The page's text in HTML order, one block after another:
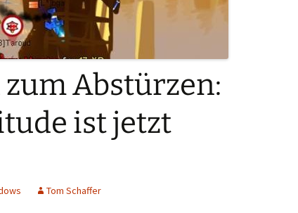
Abstürzen:
ist jetzt
Tom Schaffer